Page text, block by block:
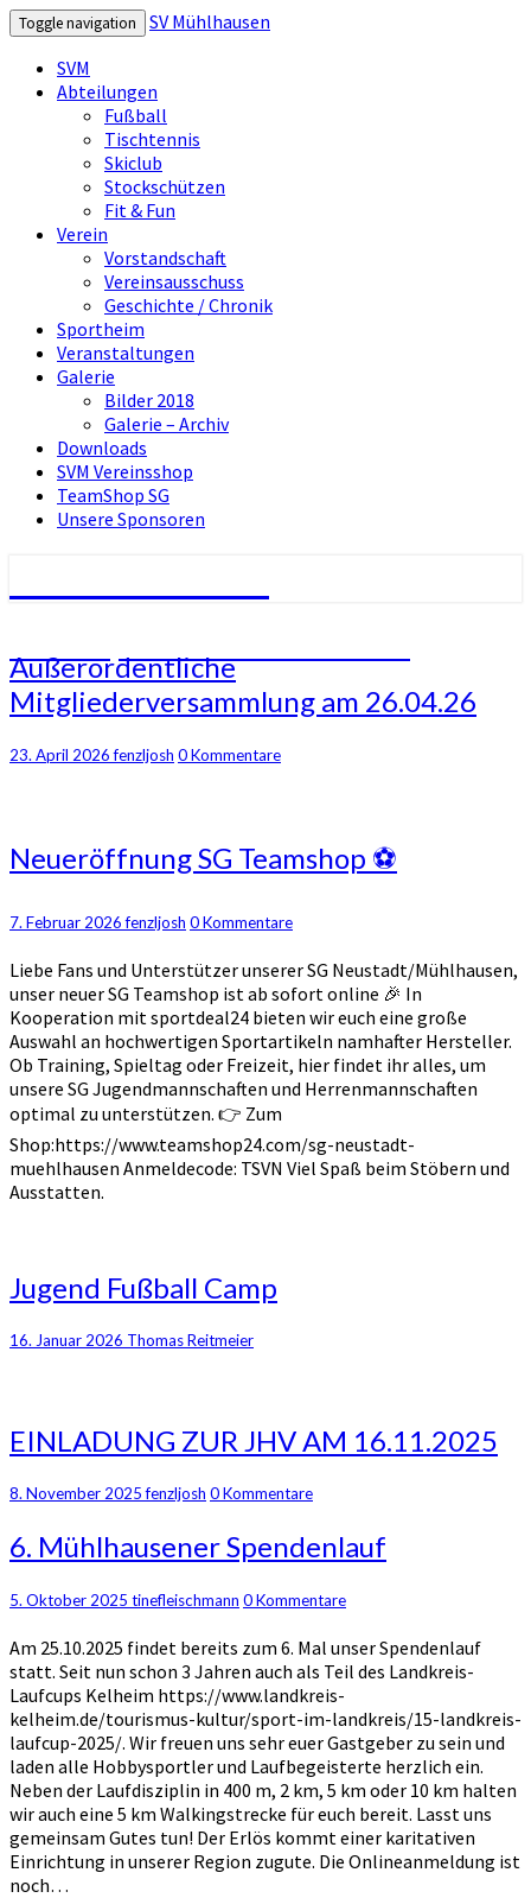
Toggle navigation
SV Mühlhausen
SVM
Abteilungen
Fußball
Tischtennis
Skiclub
Stockschützen
Fit & Fun
Verein
Vorstandschaft
Vereinsausschuss
Geschichte / Chronik
Sportheim
Veranstaltungen
Galerie
Bilder 2018
Galerie – Archiv
Downloads
SVM Vereinsshop
TeamShop SG
Unsere Sponsoren
Außerordentliche
Mitgliederversammlung
am
Außerordentliche
Mitgliederversammlung am 26.04.26
23. April 2026fenzljosh Kommentare
0 Kommentare
Neueröffnung
SG
⚽
Neueröffnung SG Teamshop ⚽
7. Februar 2026fenzljosh Kommentare
0 Kommentare
Liebe Fans und Unterstützer unserer SG Neustadt/Mühlhausen,
unser neuer SG Teamshop ist ab sofort online 🎉 In
Kooperation mit sportdeal24 bieten wir euch eine große
Auswahl an hochwertigen Sportartikeln namhafter Hersteller.
Ob Training, Spieltag oder Freizeit, hier findet ihr alles, um
unsere SG Jugendmannschaften und Herrenmannschaften
optimal zu unterstützen. 👉 Zum
Shop:https://www.teamshop24.com/sg-neustadt-
muehlhausen Anmeldecode: TSVN Viel Spaß beim Stöbern und
Ausstatten.
Jugend
Fußball
Jugend Fußball Camp
16. Januar 2026 Thomas Reitmeier
EINLADUNG
ZUR
JHV
AM
EINLADUNG ZUR JHV AM 16.11.2025
8. November 2025fenzljosh Kommentare
0 Kommentare
6.
Mühlhausener
6. Mühlhausener Spendenlauf
5. Oktober 2025 tinefleischmann Kommentare
0 Kommentare
Am 25.10.2025 findet bereits zum 6. Mal unser Spendenlauf
statt. Seit nun schon 3 Jahren auch als Teil des Landkreis-
Laufcups Kelheim https://www.landkreis-
kelheim.de/tourismus-kultur/sport-im-landkreis/15-landkreis-
laufcup-2025/. Wir freuen uns sehr euer Gastgeber zu sein und
laden alle Hobbysportler und Laufbegeisterte herzlich ein.
Neben der Laufdisziplin in 400 m, 2 km, 5 km oder 10 km halten
wir auch eine 5 km Walkingstrecke für euch bereit. Lasst uns
gemeinsam Gutes tun! Der Erlös kommt einer karitativen
Einrichtung in unserer Region zugute. Die Onlineanmeldung ist
noch…